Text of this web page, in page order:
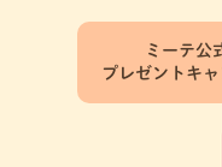
ミーテ公
プレゼントキ